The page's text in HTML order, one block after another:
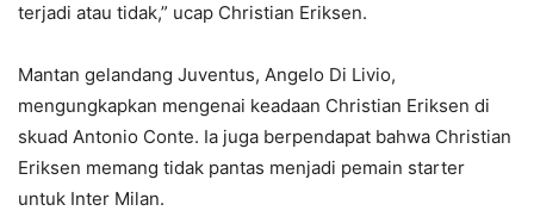
terjadi atau tidak,” ucap Christian Eriksen.
Mantan gelandang Juventus, Angelo Di Livio,
mengungkapkan mengenai keadaan Christian Eriksen di
skuad Antonio Conte. Ia juga berpendapat bahwa Christian
Eriksen memang tidak pantas menjadi pemain starter
untuk Inter Milan.